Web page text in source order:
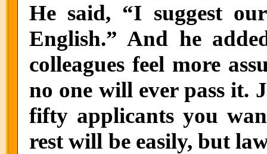
He said, “I suggest
English.” And he
colleagues feel more
no one will ever pass it.
fifty applicants you
rest will be easily, but